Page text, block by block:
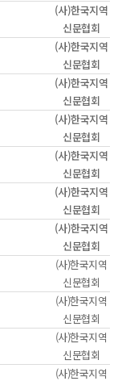
(사)한국지역
신문협회
(사)한국지역
신문협회
(사)한국지역
신문협회
(사)한국지역
신문협회
(사)한국지역
신문협회
(사)한국지역
신문협회
(사)한국지역
신문협회
(사)한국지역
신문협회
(사)한국지역
신문협회
(사)한국지역
신문협회
(사)한국지역